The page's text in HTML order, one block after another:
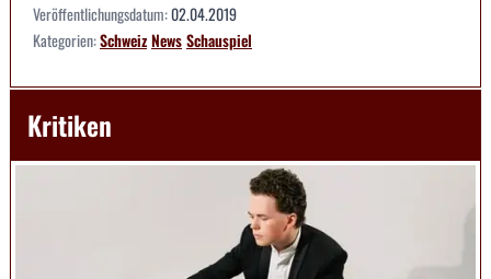
Veröffentlichungsdatum:02.04.2019
Kategorien:SchweizNewsSchauspiel
Kritiken